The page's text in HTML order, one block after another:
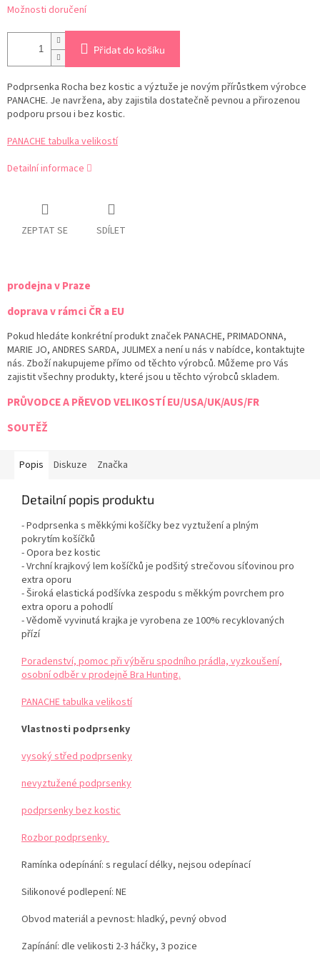
Možnosti doručení
Přidat do košíku
Podprsenka Rocha bez kostic a výztuže je novým přírůstkem výrobce
PANACHE. Je navržena, aby zajistila dostatečně pevnou a přirozenou
podporu prsou i bez kostic.
PANACHE tabulka velikostí
Detailní informace
ZEPTAT SE SDÍLET
prodejna v Praze
doprava v rámci ČR a EU
Pokud hledáte konkrétní produkt značek PANACHE, PRIMADONNA,
MARIE JO, ANDRES SARDA, JULIMEX a není u nás v nabídce, kontaktujte
nás. Zboží nakupujeme přímo od těchto výrobců. Můžeme pro Vás
zajistit všechny produkty, které jsou u těchto výrobců skladem.
PRŮVODCE A PŘEVOD VELIKOSTÍ EU/USA/UK/AUS/FR
SOUTĚŽ
Popis Diskuze Značka
Detailní popis produktu
- Podprsenka s měkkými košíčky bez vyztužení a plným
pokrytím košíčků
- Opora bez kostic
- Vrchní krajkový lem košíčků je podšitý strečovou síťovinou pro
extra oporu
- Široká elastická podšívka zespodu s měkkým povrchem pro
extra oporu a pohodlí
- Vědomě vyvinutá krajka je vyrobena ze 100% recyklovaných
přízí
Poradenství, pomoc při výběru spodního prádla, vyzkoušení,
osobní odběr v prodejně Bra Hunting.
PANACHE tabulka velikostí
Vlastnosti podprsenky
vysoký střed podprsenky
nevyztužené podprsenky
podprsenky bez kostic
Rozbor podprsenky
Ramínka odepínání: s regulací délky, nejsou odepínací
Silikonové podlepení: NE
Obvod materiál a pevnost: hladký, pevný obvod
Zapínání: dle velikosti 2-3 háčky, 3 pozice